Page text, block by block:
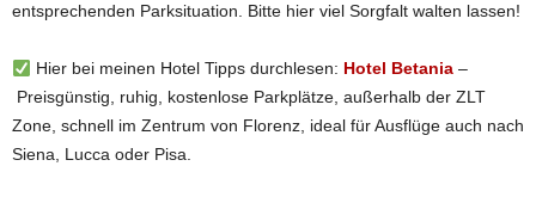
entsprechenden Parksituation. Bitte hier viel Sorgfalt walten lassen!
Hier bei meinen Hotel Tipps durchlesen: Hotel Betania–
Preisgünstig, ruhig, kostenlose Parkplätze, außerhalb der ZLT
Zone, schnell im Zentrum von Florenz, ideal für Ausflüge auch nach
Siena, Lucca oder Pisa.